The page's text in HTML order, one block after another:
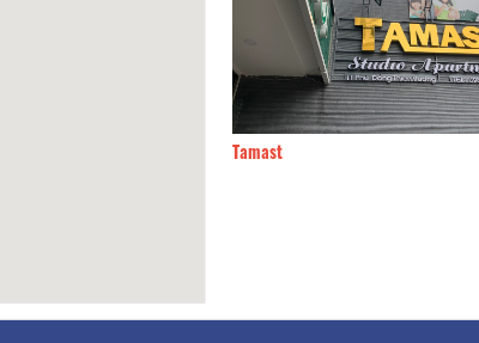
Khách sạn Hoa Anh Đào